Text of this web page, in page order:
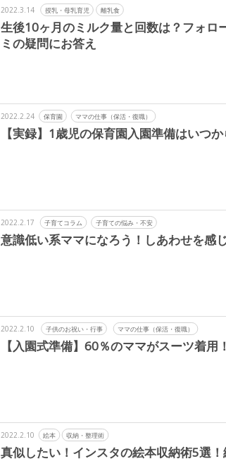
2022.3.14 授乳・母乳育児 離乳食
生後10ヶ月のミルク量と回数は？フォロ
ミの疑問にお答え
2022.2.24 保育園 ママの仕事（保活・復職）
【実録】1歳児の保育園入園準備はいつ
2022.2.17 子育てコラム 子育ての悩み・不安
意識低い系ママになろう！しあわせを感
2022.2.10 子供のお祝い・行事 ママの仕事（保活・復職）
【入園式準備】60％のママがスーツ着
2022.2.10 絵本 収納・整理術
真似したい！インスタの絵本収納術5選